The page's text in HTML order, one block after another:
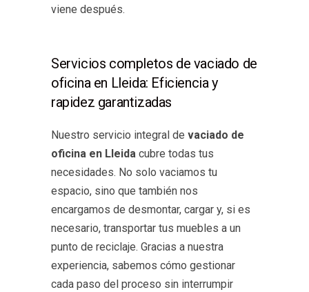
viene después.
Servicios completos de vaciado de
oficina en Lleida: Eficiencia y
rapidez garantizadas
Nuestro servicio integral de vaciado de
oficina en Lleida cubre todas tus
necesidades. No solo vaciamos tu
espacio, sino que también nos
encargamos de desmontar, cargar y, si es
necesario, transportar tus muebles a un
punto de reciclaje. Gracias a nuestra
experiencia, sabemos cómo gestionar
cada paso del proceso sin interrumpir